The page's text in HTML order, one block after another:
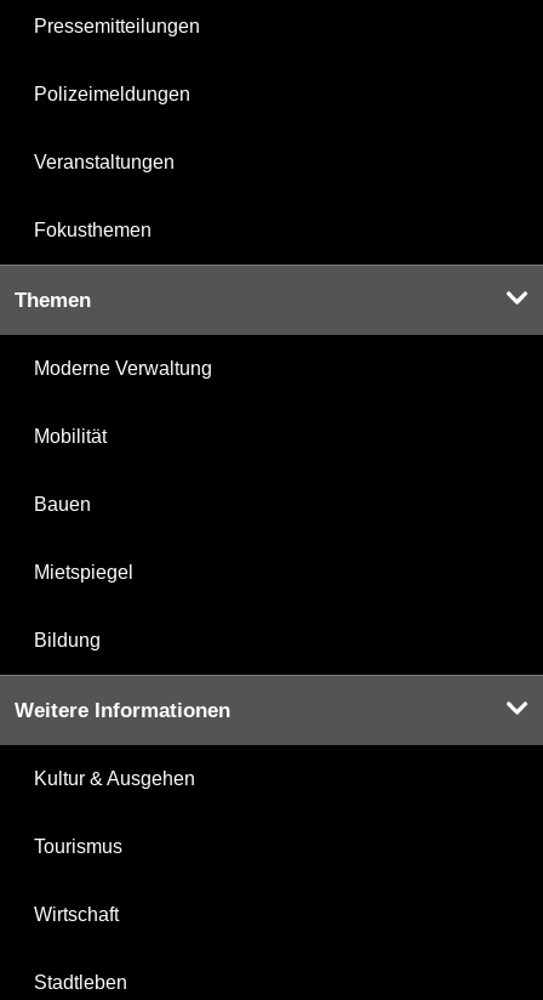
Pressemitteilungen
Polizeimeldungen
Veranstaltungen
Fokusthemen
Themen
Moderne Verwaltung
Mobilität
Bauen
Mietspiegel
Bildung
Weitere Informationen
Kultur & Ausgehen
Tourismus
Wirtschaft
Stadtleben